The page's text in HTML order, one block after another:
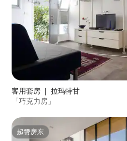
客用套房 ｜ 拉玛特甘
「巧克力房」
超赞房东
超赞房东